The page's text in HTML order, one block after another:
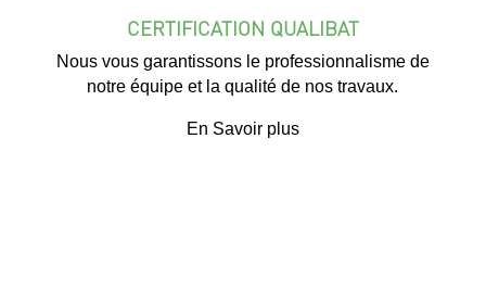
CERTIFICATION QUALIBAT
Nous vous garantissons le professionnalisme de
notre équipe et la qualité de nos travaux.
En Savoir plus